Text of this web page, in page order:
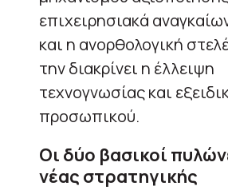
επιχειρησιακά
και η ανορθολογική
την διακρίνει η έλλειψη
τεχνογνωσίας και
προσωπικού.
Οι δύο βασικοί
νέας στρατηγικής